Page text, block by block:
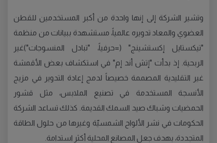
وتشير الشركة إلى إنها واحدة من أكبر المستخدمين للقطن
العضوي والمعاد تدويره عالمياً، مستشهدة ببيانات من منظمة
"تيكستايل إكستشينج" (=حرفياً، "تبادل المنسوجات")غير
الربحية. إذ بدأت "إتش أند إم" في استكشاف بعض الأقمشة
غير التقليدية المصممة خصيصاً لدمج إعادة التدوير في مزيج
الأنسجة المستخدمة في تصنيع الملابس، مثل قشور
الحمضيات وشباك صيد السمك القديمة. كذلك تساعد الشركة
الحكومات في نشر الألواح الشمسيّة وغيرها من حلول الطاقة
المتجددة، بهدف جعل المصانع المحلية أكثر استدامة.